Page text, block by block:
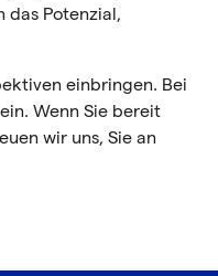
das Potenzial,
einbringen. Bei
Wenn Sie bereit
wir uns, Sie an